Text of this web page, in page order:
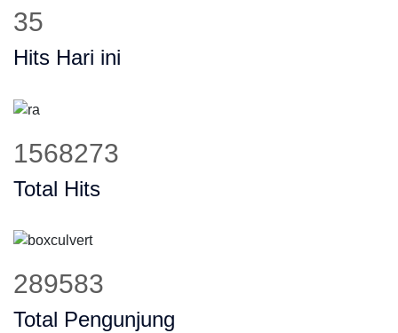
43
Hits Hari ini
1942786
Total Hits
358737
Total Pengunjung